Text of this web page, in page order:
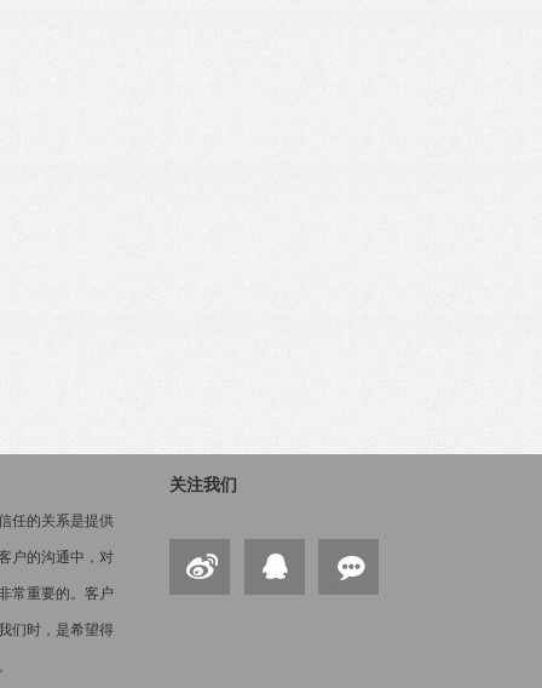
任的关系是提供
户的沟通中，对
常重要的。客户
们时，是希望得
关注我们